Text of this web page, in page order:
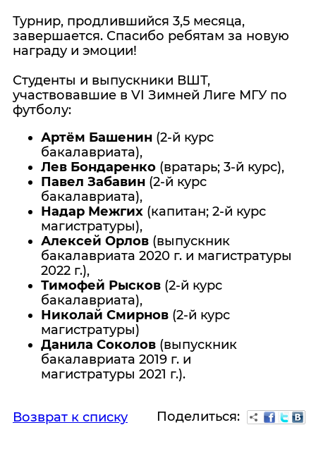
Турнир, продлившийся 3,5 месяца,
завершается. Спасибо ребятам за новую
награду и эмоции!
Студенты и выпускники ВШТ,
участвовавшие в VI Зимней Лиге МГУ по
футболу:
Артём Башенин (2-й курс
бакалавриата),
Лев Бондаренко (вратарь; 3-й курс),
Павел Забавин (2-й курс
бакалавриата),
Надар Межгих (капитан; 2-й курс
магистратуры),
Алексей Орлов (выпускник
бакалавриата 2020 г. и магистратуры
2022 г.),
Тимофей Рысков (2-й курс
бакалавриата),
Николай Смирнов (2-й курс
магистратуры)
Данила Соколов (выпускник
бакалавриата 2019 г. и
магистратуры 2021 г.).
Возврат к списку Поделиться: